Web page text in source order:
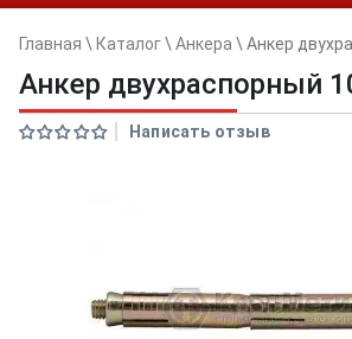
Главная \ Каталог\ Анкера \ Анкер
Анкер двуxраспорный
Написать отзыв